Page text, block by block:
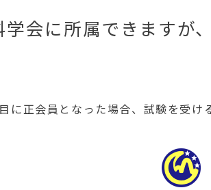
会に所属できますが
に正会員となった場合、試験を受